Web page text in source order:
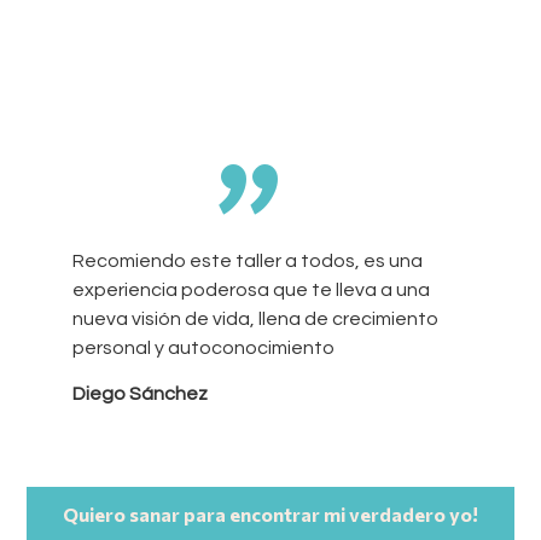
”
Recomiendo este taller a todos, es una
experiencia poderosa que te lleva a una
nueva visión de vida, llena de crecimiento
personal y autoconocimiento
Diego Sánchez
Quiero sanar para encontrar mi verdadero yo!